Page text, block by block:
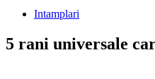
Intamplari
5 rani universale